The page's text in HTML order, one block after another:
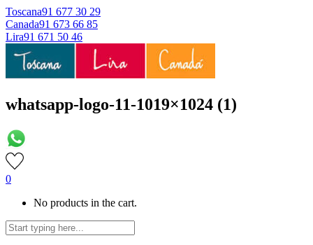
Toscana91 677 30 29
Canada91 673 66 85
Lira91 671 50 46
whatsapp-logo-11-1019×1024 (1)
0
No products in the cart.